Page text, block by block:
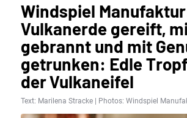
Windspiel
Vulkanerde gereift,
gebrannt und mit
getrunken: Edle
der Vulkaneifel
Text: Marilena Stracke | Photos: Windspiel